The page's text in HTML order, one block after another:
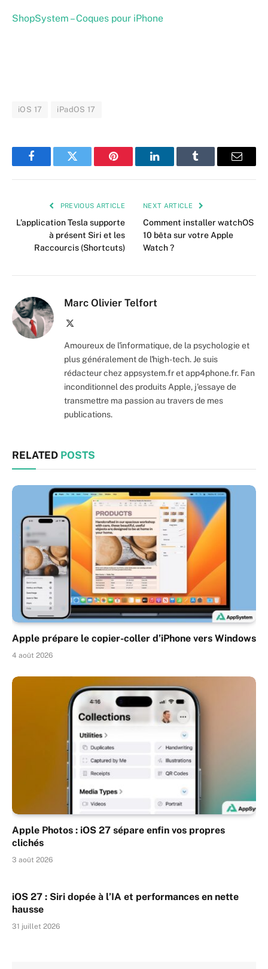
ShopSystem – Coques pour iPhone
iOS 17 iPadOS 17
FacebookTwitter Pinterest LinkedInTumblr Email
PREVIOUS ARTICLE
L’application Tesla supporte
à présent Siri et les
Raccourcis (Shortcuts)
NEXT ARTICLE
Comment installer watchOS
10 bêta sur votre Apple
Watch ?
Marc Olivier Telfort
Amoureux de l'informatique, de la psychologie et
plus généralement de l'high-tech. Je suis
rédacteur chez appsystem.fr et app4phone.fr. Fan
inconditionnel des produits Apple, j'essaye de
transmettre ma passion au travers de mes
publications.
RELATED POSTS
Apple prépare le copier-coller d’iPhone vers Windows
4 août 2026
Apple Photos : iOS 27 sépare enfin vos propres
clichés
3 août 2026
iOS 27 : Siri dopée à l’IA et performances en nette
hausse
31 juillet 2026